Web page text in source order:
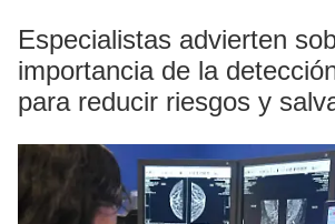
Especialistas advierten
importancia de la
para reducir riesgos y